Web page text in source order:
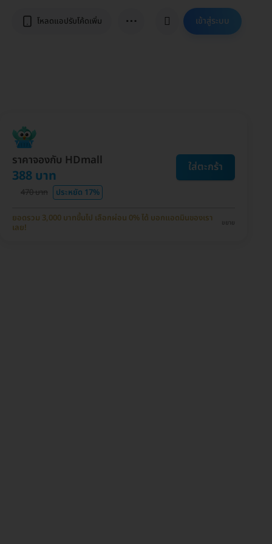
โหลดแอปรับโค้ดเพิ่ม ⋯ เข้าสู่ระบบ
ราคาจองกับ HDmall
388 บาท
470 บาท ประหยัด 17%
ใส่ตะกร้า
ยอดรวม 3,000 บาทขึ้นไป เลือกผ่อน 0% ได้ บอกแอดมินของเรา
เลย!
ขยาย